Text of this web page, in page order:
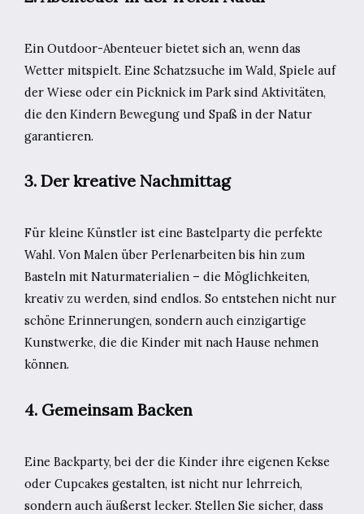
Ein Outdoor-Abenteuer bietet sich an, wenn das
Wetter mitspielt. Eine Schatzsuche im Wald, Spiele auf
der Wiese oder ein Picknick im Park sind Aktivitäten,
die den Kindern Bewegung und Spaß in der Natur
garantieren.
3. Der kreative Nachmittag
Für kleine Künstler ist eine Bastelparty die perfekte
Wahl. Von Malen über Perlenarbeiten bis hin zum
Basteln mit Naturmaterialien – die Möglichkeiten,
kreativ zu werden, sind endlos. So entstehen nicht nur
schöne Erinnerungen, sondern auch einzigartige
Kunstwerke, die die Kinder mit nach Hause nehmen
können.
4. Gemeinsam Backen
Eine Backparty, bei der die Kinder ihre eigenen Kekse
oder Cupcakes gestalten, ist nicht nur lehrreich,
sondern auch äußerst lecker. Stellen Sie sicher, dass